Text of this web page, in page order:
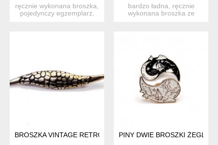
ręcznie wykonana broszka,
pojedynczy egzemplarz,
bardzo ładna, ręcznie
wykonana broszka ze
BROSZKA VINTAGE RETRO PRL ARTYSTYCZNA SREBRO 800
PINY DWIE BROSZKI